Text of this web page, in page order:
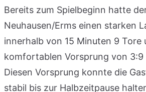
Bereits zum Spielbeginn hatte
Neuhausen/Erms einen starken
innerhalb von 15 Minuten 9 Tore
komfortablen Vorsprung von 3:9
Diesen Vorsprung konnte die
stabil bis zur Halbzeitpause